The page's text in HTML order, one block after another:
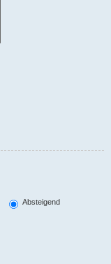
Absteigend